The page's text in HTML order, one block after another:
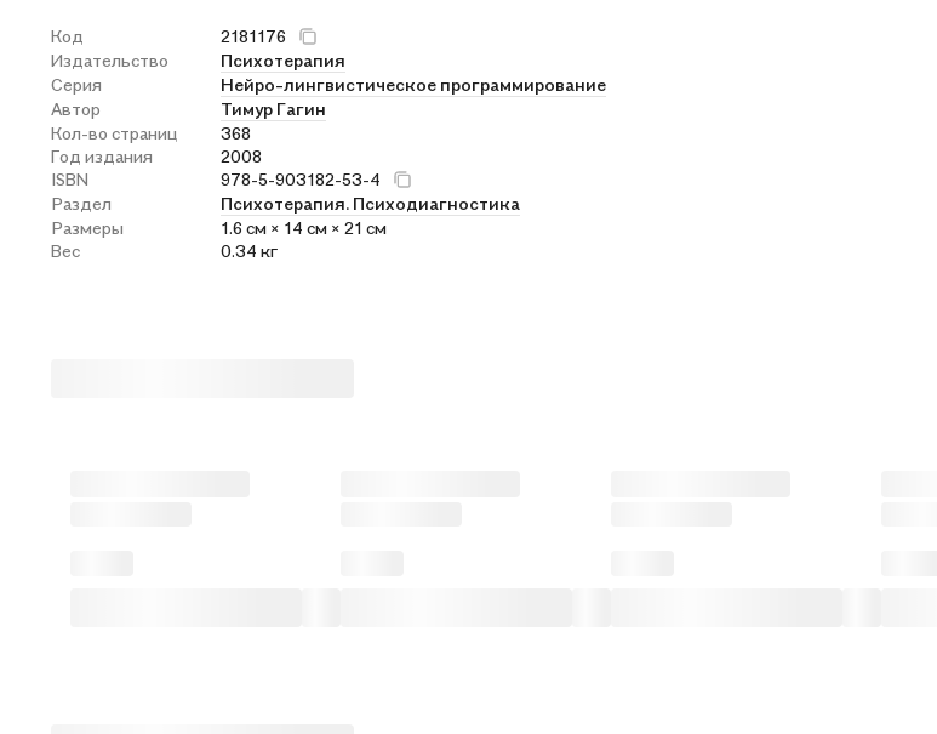
Код
2181176
Издательство
Психотерапия
Серия
Нейро-лингвистическое программирование
Автор
Тимур Гагин
Кол-во страниц
368
Год издания
2008
ISBN
978-5-903182-53-4
Раздел
Психотерапия. Психодиагностика
Размеры
1.6 см × 14 см × 21 см
Вес
0.34 кг